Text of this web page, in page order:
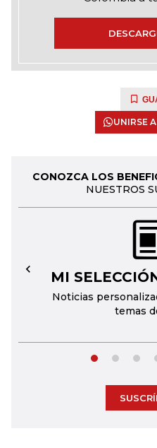
UNIRSE
CONOZCA LOS
NUESTROS
MI
Noticias
temas
←